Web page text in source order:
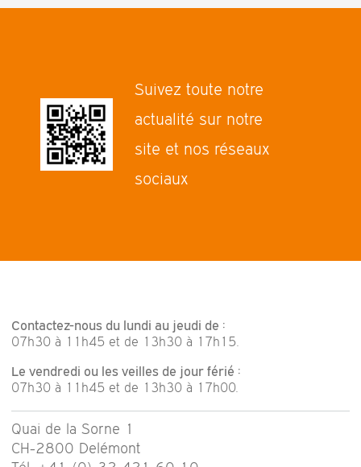
Suivez toute notre
actualité sur notre
site et nos réseaux
sociaux
Contactez-nous du lundi au jeudi de :
07h30 à 11h45 et de 13h30 à 17h15.
Le vendredi ou les veilles de jour férié :
07h30 à 11h45 et de 13h30 à 17h00.
Quai de la Sorne 1
CH-2800 Delémont